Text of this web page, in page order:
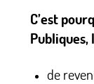
C’est
Publiques,
de